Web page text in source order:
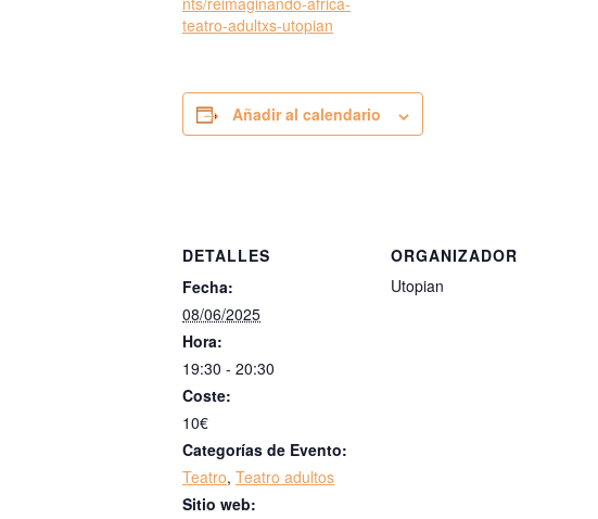
teatro-adultxs-utopian
Añadir al calendario
DETALLES
Fecha:
08/06/2025
Hora:
19:30 - 20:30
Coste:
10€
Categorías de Evento:
Teatro, Teatro adultos
Sitio web:
ORGANIZADOR
Utopian